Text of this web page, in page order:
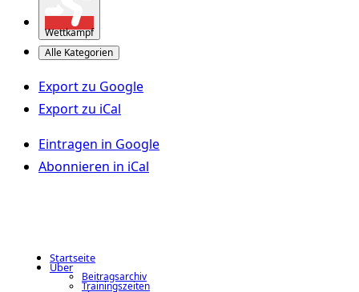
Wettkampf
Alle Kategorien
Export zu Google
Export zu iCal
Eintragen in Google
Abonnieren in iCal
Startseite
Über
Beitragsarchiv
Trainingszeiten